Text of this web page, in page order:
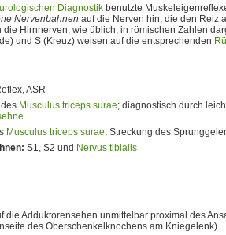
Diagnostik benutzte
Nervenbahnen auf die Nerven hin, die den Reiz
Hirnnerven, wie üblich, in römischen Zahlen
und S (Kreuz) weisen auf die entsprechenden
ASR
Musculus triceps surae; diagnostisch durch
.
Musculus triceps surae, Streckung des
S1, S2 und Nervus tibialis
die Adduktorensehen unmittelbar proximal des
des Oberschenkelknochens am Kniegelenk).